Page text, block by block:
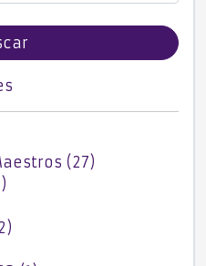
(27)